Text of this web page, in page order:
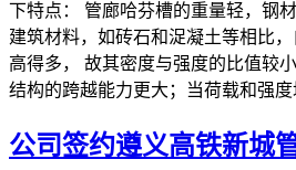
下特点： 管廊哈芬槽的重量轻，钢
建筑材料，如砖石和浞凝土等相比
高得多， 故其密度与强度的比值较
结构的跨越能力更大；当荷载和强度
公司签约遵义高铁新城